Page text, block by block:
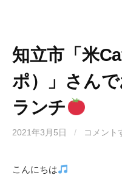
知立市「米
ポ）」さん
ランチ
2021年3月5日 / コメント
こんにちは